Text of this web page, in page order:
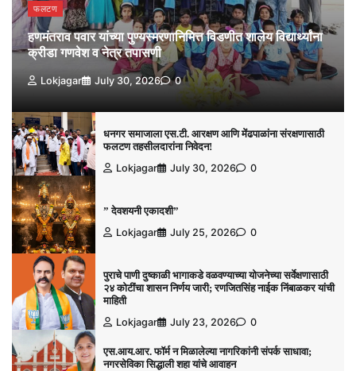
फलटण
हणमंतराव पवार यांच्या पुण्यस्मरणानिमित्त विडणीत शालेय विद्यार्थ्यांना
क्रीडा गणवेश व नेत्र तपासणी
Lokjagar July 30, 2026 0
धनगर समाजाला एस.टी. आरक्षण आणि मेंढपाळांना संरक्षणासाठी
फलटण तहसीलदारांना निवेदन!
Lokjagar
July 30, 2026 0
” देवशयनी एकादशी”
Lokjagar
July 25, 2026 0
पुराचे पाणी दुष्काळी भागाकडे वळवण्याच्या योजनेच्या सर्वेक्षणासाठी
२४ कोटींचा शासन निर्णय जारी; रणजितसिंह नाईक निंबाळकर यांची
माहिती
Lokjagar
July 23, 2026 0
एस.आय.आर. फॉर्म न मिळालेल्या नागरिकांनी संपर्क साधावा;
नगरसेविका सिद्धाली शहा यांचे आवाहन